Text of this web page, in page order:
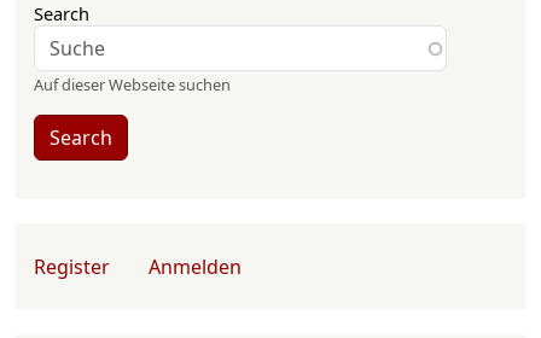
Search
Auf dieser Webseite suchen
Search
User account menu
Register Anmelden